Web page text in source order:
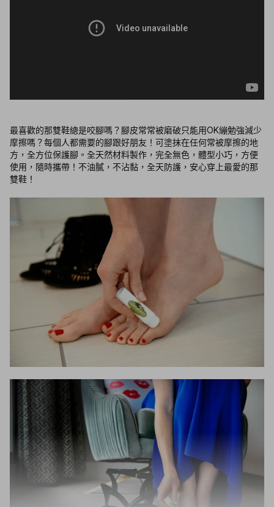
最喜歡的那雙鞋總是咬腳嗎？腳皮常常被磨破只能用OK繃勉強減少
摩擦嗎？每個人都需要的腳跟好朋友！可塗抹在任何常被摩擦的地
方，全方位保護腳。全天然材料製作，完全無色，體型小巧，方便
使用，隨時攜帶！不油膩，不沾黏，全天防護，安心穿上最愛的那
雙鞋！